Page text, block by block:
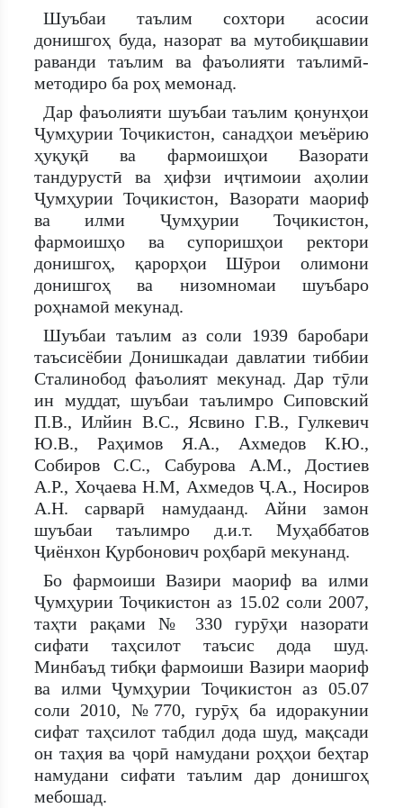
Шуъбаи таълим сохтори асосии
донишгоҳ буда, назорат ва мутобиқшавии
раванди таълим ва фаъолияти таълимӣ-
методиро ба роҳ мемонад.
Дар фаъолияти шуъбаи таълим қонунҳои
Ҷумҳурии Тоҷикистон, санадҳои меъёрию
ҳуқуқӣ ва фармоишҳои Вазорати
тандурустӣ ва ҳифзи иҷтимоии аҳолии
Ҷумҳурии Тоҷикистон, Вазорати маориф
ва илми Ҷумҳурии Тоҷикистон,
фармоишҳо ва супоришҳои ректори
донишгоҳ, қарорҳои Шӯрои олимони
донишгоҳ ва низомномаи шуъбаро
роҳнамоӣ мекунад.
Шуъбаи таълим аз соли 1939 баробари
таъсисёбии Донишкадаи давлатии тиббии
Сталинобод фаъолият мекунад. Дар тӯли
ин муддат, шуъбаи таълимро Сиповский
П.В., Илйин В.С., Ясвино Г.В., Гулкевич
Ю.В., Раҳимов Я.А., Ахмедов К.Ю.,
Собиров С.С., Сабурова А.М., Достиев
А.Р., Хоҷаева Н.М, Ахмедов Ҷ.А., Носиров
А.Н. сарварӣ намудаанд. Айни замон
шуъбаи таълимро д.и.т. Муҳаббатов
Ҷиёнхон Қурбонович роҳбарӣ мекунанд.
Бо фармоиши Вазири маориф ва илми
Ҷумҳурии Тоҷикистон аз 15.02 соли 2007,
таҳти рақами № 330 гурӯҳи назорати
сифати таҳсилот таъсис дода шуд.
Минбаъд тибқи фармоиши Вазири маориф
ва илми Ҷумҳурии Тоҷикистон аз 05.07
соли 2010, №770, гурӯҳ ба идоракунии
сифат таҳсилот табдил дода шуд, мақсади
он таҳия ва ҷорӣ намудани роҳҳои беҳтар
намудани сифати таълим дар донишгоҳ
мебошад.